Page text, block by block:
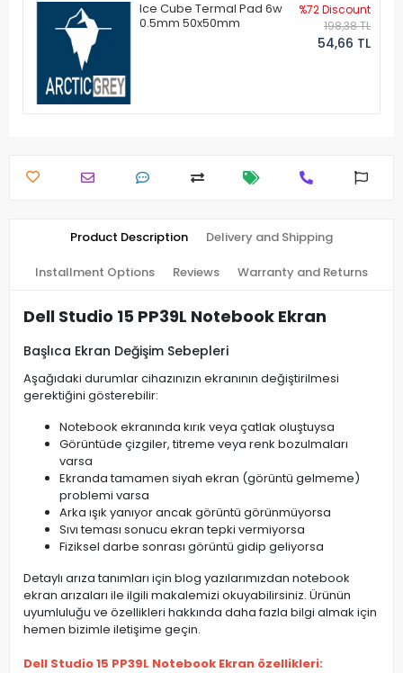
Ice Cube Termal Pad 6w
0.5mm 50x50mm
%72 Discount
198,38 TL
54,66 TL
Product Description Delivery and Shipping
Installment Options Reviews Warranty and Returns
Dell Studio 15 PP39L Notebook Ekran
Başlıca Ekran Değişim Sebepleri
Aşağıdaki durumlar cihazınızın ekranının değiştirilmesi
gerektiğini gösterebilir:
Notebook ekranında kırık veya çatlak oluştuysa
Görüntüde çizgiler, titreme veya renk bozulmaları
varsa
Ekranda tamamen siyah ekran (görüntü gelmeme)
problemi varsa
Arka ışık yanıyor ancak görüntü görünmüyorsa
Sıvı teması sonucu ekran tepki vermiyorsa
Fiziksel darbe sonrası görüntü gidip geliyorsa
Detaylı arıza tanımları için blog yazılarımızdan notebook
ekran arızaları ile ilgili makalemizi okuyabilirsiniz. Ürünün
uyumluluğu ve özellikleri hakkında daha fazla bilgi almak için
hemen bizimle iletişime geçin.
Dell Studio 15 PP39L Notebook Ekran özellikleri: